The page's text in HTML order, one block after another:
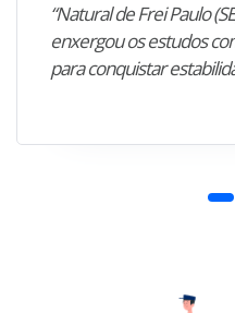
“Natural de Frei Paulo
enxergou os estudos
para conquistar